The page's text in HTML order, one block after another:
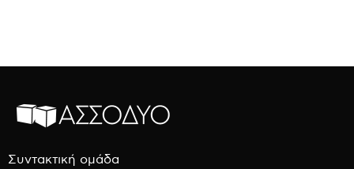
Συντακτική ομάδα